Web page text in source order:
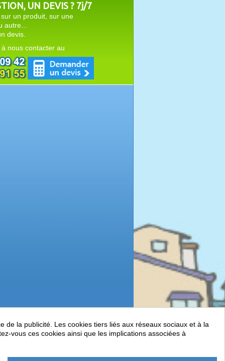
UN DEVIS ? 7j/7
un produit, sur une
autre...
devis.
nous contacter au
la publicité. Les cookies tiers liés aux réseaux sociaux et à la
vous ces cookies ainsi que les implications associées à